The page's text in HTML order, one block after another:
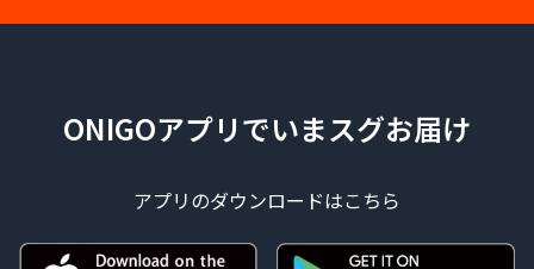
ONIGOアプリでいまスグお届け
アプリのダウンロードはこちら